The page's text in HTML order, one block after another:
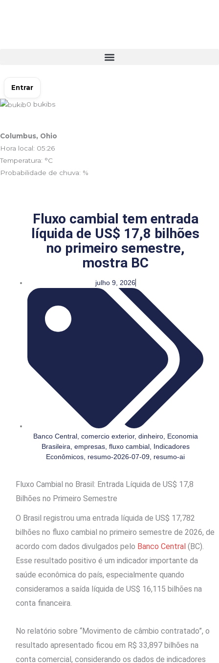
Entrar
0 bukibs
Columbus, Ohio
Hora local: 05:26
Temperatura: °C
Probabilidade de chuva: %
Fluxo cambial tem entrada
líquida de US$ 17,8 bilhões
no primeiro semestre,
mostra BC
julho 9, 2026
Banco Central, comercio exterior, dinheiro, Economia
Brasileira, empresas, fluxo cambial, Indicadores
Econômicos, resumo-2026-07-09, resumo-ai
Fluxo Cambial no Brasil: Entrada Líquida de US$ 17,8
Bilhões no Primeiro Semestre
O Brasil registrou uma entrada líquida de US$ 17,782
bilhões no fluxo cambial no primeiro semestre de 2026, de
acordo com dados divulgados pelo Banco Central (BC).
Esse resultado positivo é um indicador importante da
saúde econômica do país, especialmente quando
consideramos a saída líquida de US$ 16,115 bilhões na
conta financeira.
No relatório sobre “Movimento de câmbio contratado”, o
resultado apresentado ficou em R$ 33,897 bilhões na
conta comercial, considerando os dados de indicadores